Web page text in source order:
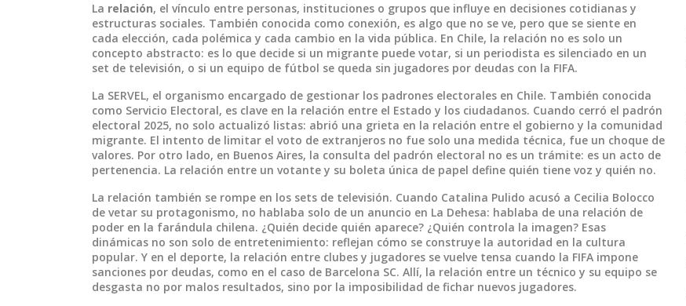
La relación, el vínculo entre personas, instituciones o grupos que influye en decisiones cotidianas y
estructuras sociales. También conocida como conexión, es algo que no se ve, pero que se siente en
cada elección, cada polémica y cada cambio en la vida pública. En Chile, la relación no es solo un
concepto abstracto: es lo que decide si un migrante puede votar, si un periodista es silenciado en un
set de televisión, o si un equipo de fútbol se queda sin jugadores por deudas con la FIFA.
La SERVEL, el organismo encargado de gestionar los padrones electorales en Chile. También conocida
como Servicio Electoral, es clave en la relación entre el Estado y los ciudadanos. Cuando cerró el padrón
electoral 2025, no solo actualizó listas: abrió una grieta en la relación entre el gobierno y la comunidad
migrante. El intento de limitar el voto de extranjeros no fue solo una medida técnica, fue un choque de
valores. Por otro lado, en Buenos Aires, la consulta del padrón electoral no es un trámite: es un acto de
pertenencia. La relación entre un votante y su boleta única de papel define quién tiene voz y quién no.
La relación también se rompe en los sets de televisión. Cuando Catalina Pulido acusó a Cecilia Bolocco
de vetar su protagonismo, no hablaba solo de un anuncio en La Dehesa: hablaba de una relación de
poder en la farándula chilena. ¿Quién decide quién aparece? ¿Quién controla la imagen? Esas
dinámicas no son solo de entretenimiento: reflejan cómo se construye la autoridad en la cultura
popular. Y en el deporte, la relación entre clubes y jugadores se vuelve tensa cuando la FIFA impone
sanciones por deudas, como en el caso de Barcelona SC. Allí, la relación entre un técnico y su equipo se
desgasta no por malos resultados, sino por la imposibilidad de fichar nuevos jugadores.